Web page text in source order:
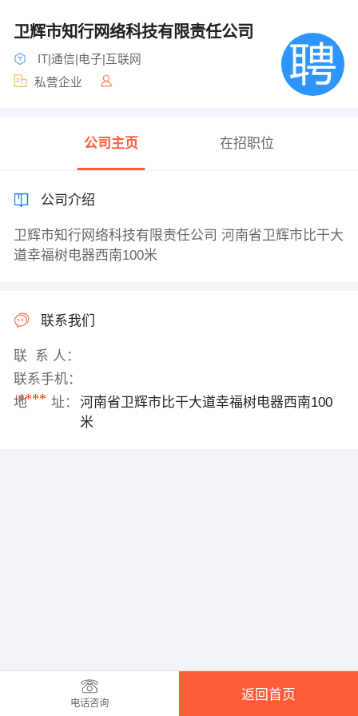
卫辉市知行网络科技有限责任公司
IT|通信|电子|互联网
私营企业
公司主页 在招职位
公司介绍
卫辉市知行网络科技有限责任公司 河南省卫辉市比干大
道幸福树电器西南100米
联系我们
联 系 人：
联系手机：
****
地 址：
河南省卫辉市比干大道幸福树电器西南100
米
电话咨询
返回首页